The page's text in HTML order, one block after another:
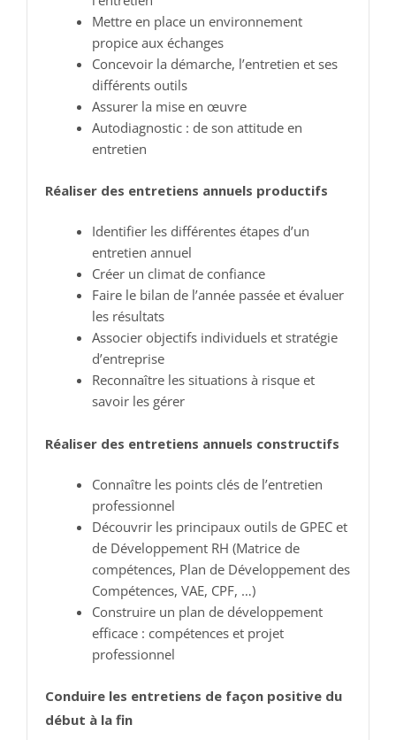
Mettre en place un environnement
propice aux échanges
Concevoir la démarche, l’entretien et ses
différents outils
Assurer la mise en œuvre
Autodiagnostic : de son attitude en
entretien
Réaliser des entretiens annuels productifs
Identifier les différentes étapes d’un
entretien annuel
Créer un climat de confiance
Faire le bilan de l’année passée et évaluer
les résultats
Associer objectifs individuels et stratégie
d’entreprise
Reconnaître les situations à risque et
savoir les gérer
Réaliser des entretiens annuels constructifs
Connaître les points clés de l’entretien
professionnel
Découvrir les principaux outils de GPEC et
de Développement RH (Matrice de
compétences, Plan de Développement des
Compétences, VAE, CPF, …)
Construire un plan de développement
efficace : compétences et projet
professionnel
Conduire les entretiens de façon positive du
début à la fin